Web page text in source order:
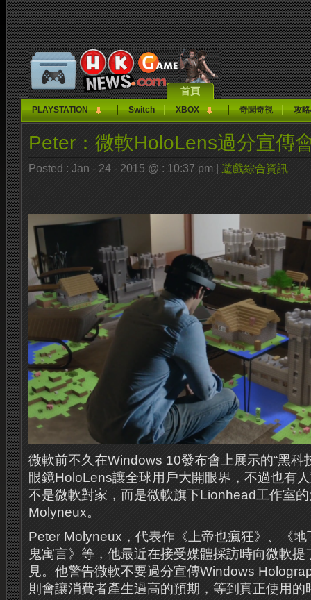
首頁
PLAYSTATION Switch XBOX 奇聞奇視 攻
Peter：微軟HoloLens過分宣傳
Posted : Jan - 24 - 2015 @ : 10:37 pm | 遊戲綜合資訊
微軟前不久在Windows 10發布會上展示的“黑
眼鏡HoloLens讓全球用戶大開眼界，不過也有
不是微軟對家，而是微軟旗下Lionhead工作室
Molyneux。
Peter Molyneux，代表作《上帝也瘋狂》、《
鬼寓言》等，他最近在接受媒體採訪時向微軟
見。他警告微軟不要過分宣傳Windows
則會讓消費者產生過高的預期，等到真正使用